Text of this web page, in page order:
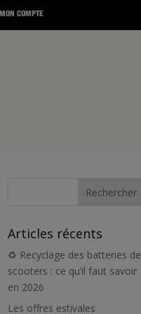
MON COMPTE
Articles récents
♻️ Recyclage des batteries de
scooters : ce qu’il faut savoir
en 2026
Les offres estivales